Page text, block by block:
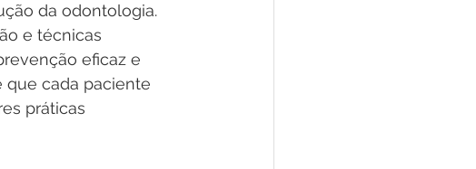
da odontologia.
e técnicas
eficaz e
que cada paciente
práticas